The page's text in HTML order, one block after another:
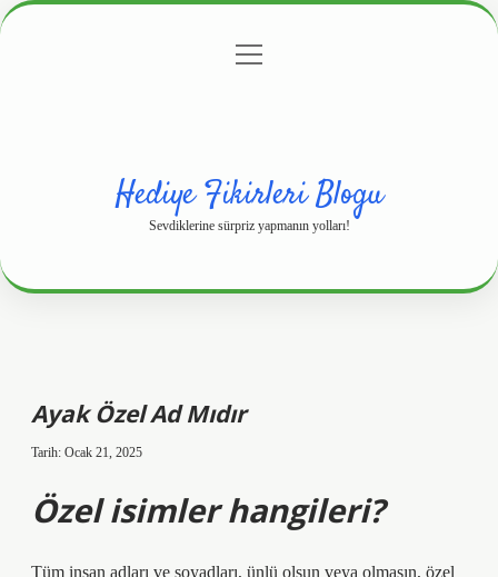
Gizlilik Politikası
menüyü
Hediye Fikirleri Blogu
Sevdiklerine sürpriz yapmanın yolları!
Ayak Özel Ad Mıdır
Tarih: Ocak 21, 2025
Özel isimler hangileri?
Tüm insan adları ve soyadları, ünlü olsun veya olmasın, özel